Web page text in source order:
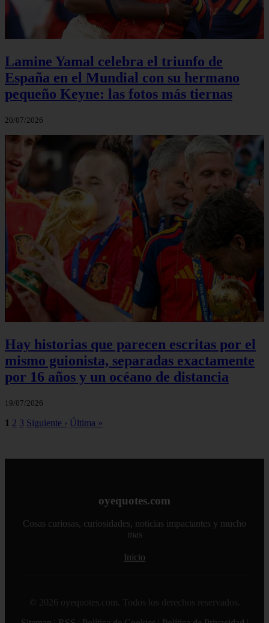
Lamine Yamal celebra el triunfo de
España en el Mundial con su hermano
pequeño Keyne: las fotos más tiernas
20/07/2026
Hay historias que parecen escritas por el
mismo guionista, separadas exactamente
por 16 años y un océano de distancia
19/07/2026
1 2 3 Siguiente › Última »
oyequotes.com
Cosas curiosas, curiosidades, noticias impactantes y mucho
mas
Inicio
© 2026 oyequotes.com. Todos los derechos reservados.